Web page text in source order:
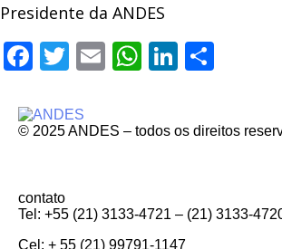
Presidente da ANDES
Facebook
Twitter
EmailWhatsApp
LinkedIn
© 2025 ANDES – todos os direitos
contato
Tel: +55 (21) 3133-4721 – (21) 3133-
Cel: + 55 (21) 99791-1147